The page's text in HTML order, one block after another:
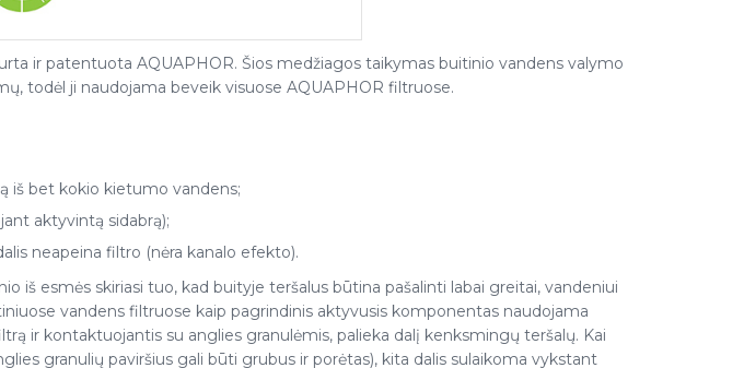
ir patentuota AQUAPHOR. Šios medžiagos taikymas buitinio vandens valymo
todėl ji naudojama beveik visuose AQUAPHOR filtruose.
iš bet kokio kietumo vandens;
aktyvintą sidabrą);
neapeina filtro (nėra kanalo efekto).
iš esmės skiriasi tuo, kad buityje teršalus būtina pašalinti labai greitai, vandeniui
vandens filtruose kaip pagrindinis aktyvusis komponentas naudojama
ir kontaktuojantis su anglies granulėmis, palieka dalį kenksmingų teršalų. Kai
granulių paviršius gali būti grubus ir porėtas), kita dalis sulaikoma vykstant